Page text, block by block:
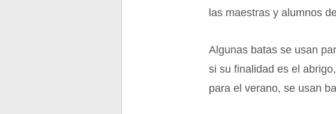
las maestras y alumnos
Algunas batas se usan
si su finalidad es el
para el verano, se usan